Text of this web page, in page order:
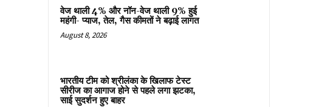
वेज थाली 4% और नॉन-वेज थाली 9% हुई
महंगी- प्याज, तेल, गैस कीमतों ने बढ़ाई लागत
August 8, 2026
भारतीय टीम को श्रीलंका के खिलाफ टेस्ट
सीरीज का आगाज होने से पहले लगा झटका,
साई सुदर्शन हुए बाहर